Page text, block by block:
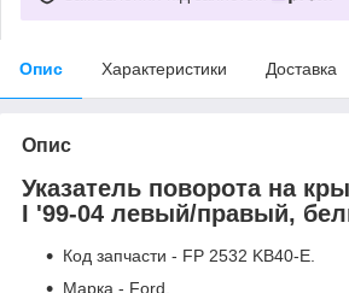
Опис Характеристики Доставка
Опис
Указатель поворота на
I '99-04 левый/правый,
Код запчасти - FP 2532 KB40-E.
Марка - Ford.